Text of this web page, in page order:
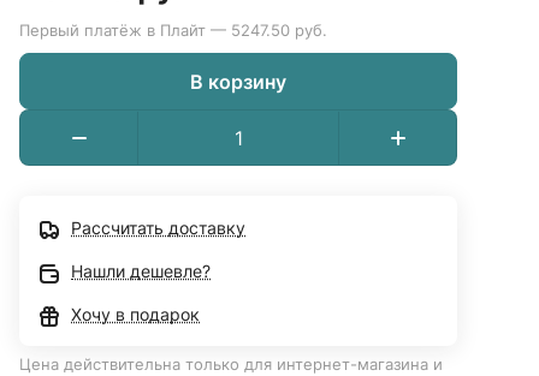
Первый платёж в Плайт — 5247.50 руб.
В корзину
Рассчитать доставку
Нашли дешевле?
Хочу в подарок
Цена действительна только для интернет-магазина и